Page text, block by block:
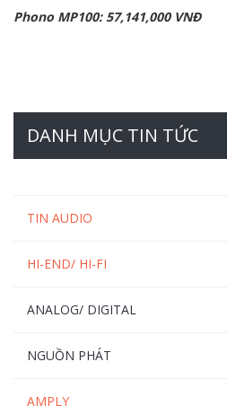
Phono MP100: 57,141,000 VNĐ
DANH MỤC TIN TỨC
TIN AUDIO
HI-END/ HI-FI
ANALOG/ DIGITAL
NGUỒN PHÁT
AMPLY